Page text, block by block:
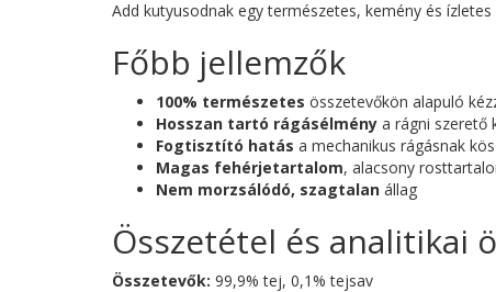
Add kutyusodnak egy természetes, kemény és
Főbb jellemzők
100% természetes összetevőkön alapuló
Hosszan tartó rágásélmény a rágni szerető
Fogtisztító hatás a mechanikus rágásnak
Magas fehérjetartalom, alacsony
Nem morzsálódó, szagtalan állag
Összetétel és analitikai
Összetevők: 99,9% tej, 0,1% tejsav